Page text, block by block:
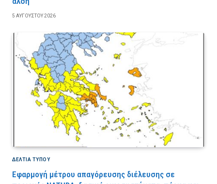
5 ΑΥΓΟΎΣΤΟΥ 2026
ΔΕΛΤΙΑ ΤΥΠΟΥ
Εφαρμογή μέτρου απαγόρευσης διέλευσης σε